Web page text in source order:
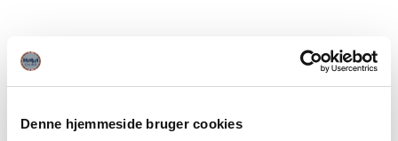
Denne hjemmeside bruger cookies